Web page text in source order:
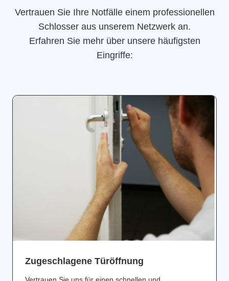
Vertrauen Sie Ihre Notfälle einem professionellen
Schlosser aus unserem Netzwerk an.
Erfahren Sie mehr über unsere häufigsten
Eingriffe:
Zugeschlagene Türöffnung
Vertrauen Sie uns für einen schnellen und